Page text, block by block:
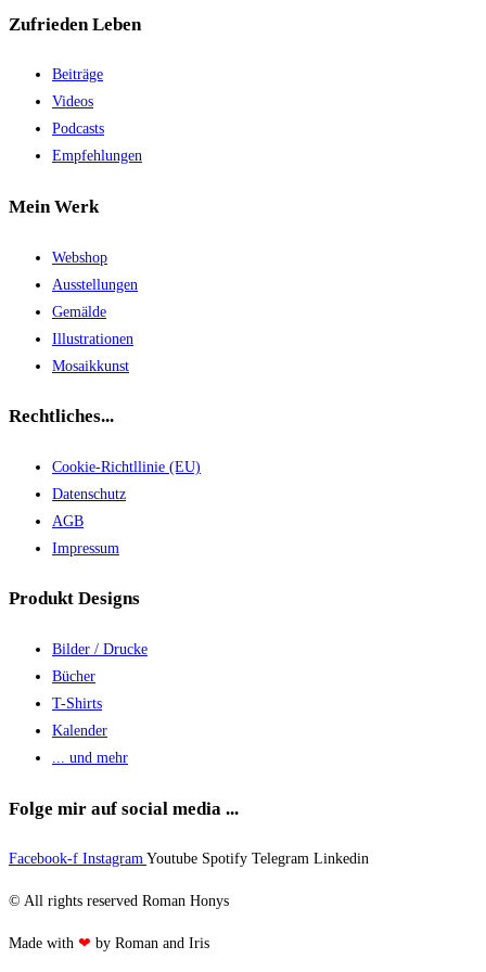
Zufrieden Leben
Beiträge
Videos
Podcasts
Empfehlungen
Mein Werk
Webshop
Ausstellungen
Gemälde
Illustrationen
Mosaikkunst
Rechtliches...
Cookie-Richtllinie (EU)
Datenschutz
AGB
Impressum
Produkt Designs
Bilder / Drucke
Bücher
T-Shirts
Kalender
... und mehr
Folge mir auf social media ...
Facebook-f Instagram Youtube Spotify Telegram Linkedin
© All rights reserved Roman Honys
Made with ❤ by Roman and Iris